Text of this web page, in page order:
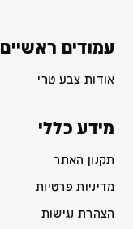
עמודים ראשיים
אודות צבע טרי
מידע כללי
תקנון האתר
מדיניות פרטיות
הצהרת נגישות